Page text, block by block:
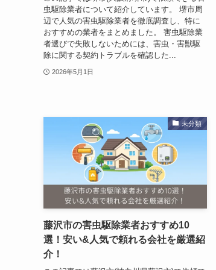
虫駆除業者について紹介しています。 堺市周
辺で人気の害虫駆除業者を徹底調査し、特に
おすすめの業者をまとめました。 害虫駆除業
者選びで失敗しないためには、害虫・害獣駆
除に関する契約トラブルを確認した...
2026年5月1日
未分類
藤沢市の害虫駆除業者おすすめ10
選！安い&人気で頼れる会社を厳選紹
介！